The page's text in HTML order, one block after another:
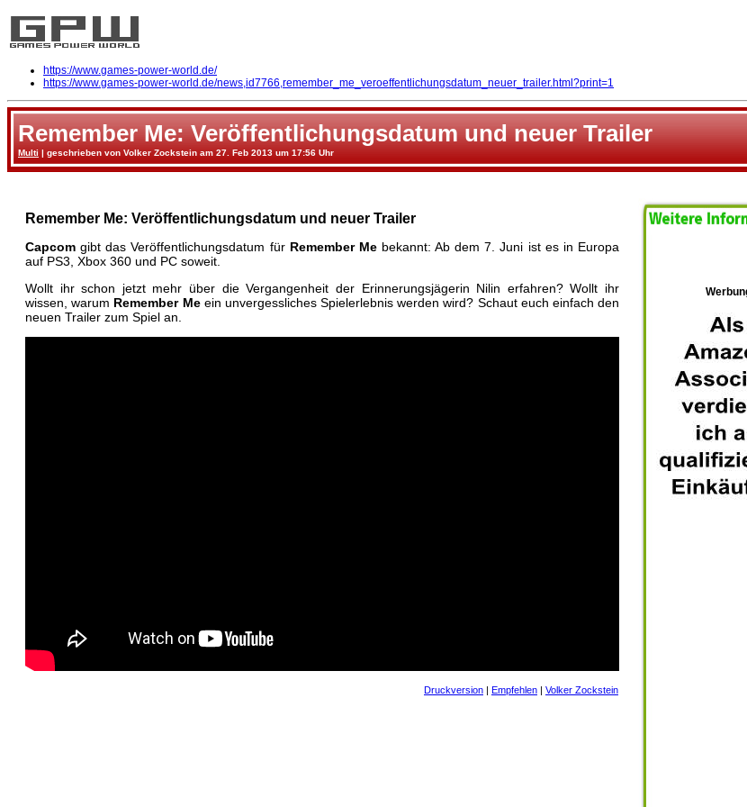
https://www.games-power-world.de/
https://www.games-power-world.de/news,id7766,remember_me_veroeffentlichungsdatum_neuer_trailer.html?print=1
Remember Me: Veröffentlichungsdatum und neuer Trailer
Multi | geschrieben von Volker Zockstein am 27. Feb 2013 um 17:56 Uhr
Remember Me: Veröffentlichungsdatum und neuer Trailer
Capcom gibt das Veröffentlichungsdatum für Remember Mebekannt: Ab dem 7. Juni ist es in Europa
auf PS3, Xbox 360 und PC soweit.
Wollt ihr schon jetzt mehr über die Vergangenheit der Erinnerungsjägerin Nilin erfahren? Wollt ihr
wissen, warum Remember Me ein unvergessliches Spielerlebnis werden wird? Schaut euch einfach den
neuen Trailer zum Spiel an.
Druckversion | Empfehlen | Volker Zockstein